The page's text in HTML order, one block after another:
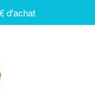
d'achat